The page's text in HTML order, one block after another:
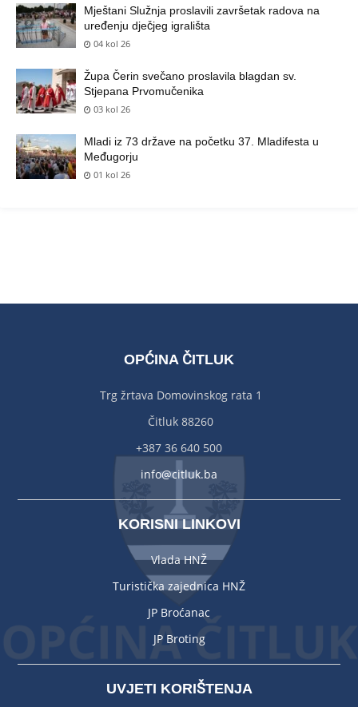
Mještani Služnja proslavili završetak radova na
uređenju dječjeg igrališta
04 kol 26
Župa Čerin svečano proslavila blagdan sv.
Stjepana Prvomučenika
03 kol 26
Mladi iz 73 države na početku 37. Mladifesta u
Međugorju
01 kol 26
OPĆINA ČITLUK
Trg žrtava Domovinskog rata 1
Čitluk 88260
+387 36 640 500
info@citluk.ba
KORISNI LINKOVI
Vlada HNŽ
Turistička zajednica HNŽ
JP Broćanac
JP Broting
UVJETI KORIŠTENJA